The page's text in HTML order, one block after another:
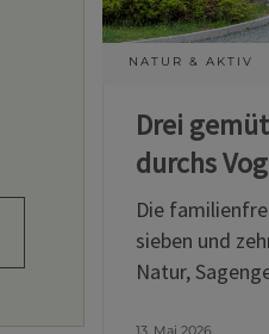
NATUR & AKTIV
Drei
durchs
Die
sieben und
Natur,
13. Mai 2026